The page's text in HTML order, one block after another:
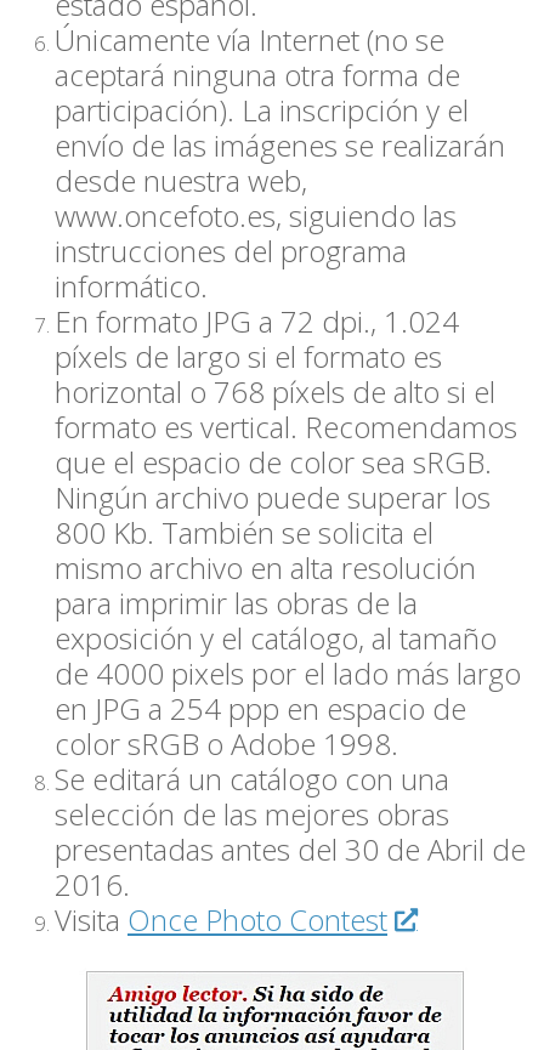
Únicamente vía Internet (no se
aceptará ninguna otra forma de
participación). La inscripción y el
envío de las imágenes se realizarán
desde nuestra web,
www.oncefoto.es, siguiendo las
instrucciones del programa
informático.
En formato JPG a 72 dpi., 1.024
píxels de largo si el formato es
horizontal o 768 píxels de alto si el
formato es vertical. Recomendamos
que el espacio de color sea sRGB.
Ningún archivo puede superar los
800 Kb. También se solicita el
mismo archivo en alta resolución
para imprimir las obras de la
exposición y el catálogo, al tamaño
de 4000 pixels por el lado más largo
en JPG a 254 ppp en espacio de
color sRGB o Adobe 1998.
Se editará un catálogo con una
selección de las mejores obras
presentadas antes del 30 de Abril de
2016.
Visita Once Photo Contest